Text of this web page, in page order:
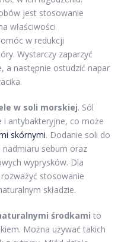
jest stosowanie
właściwości
w redukcji
Wystarczy zaparzyć
a następnie ostudzić napar
w soli morskiej. Sól
i antybakteryjne, co może
skórnymi. Dodanie soli do
sebum oraz
wyprysków. Dla
stosowanie
składzie.
środkami to
Można używać takich